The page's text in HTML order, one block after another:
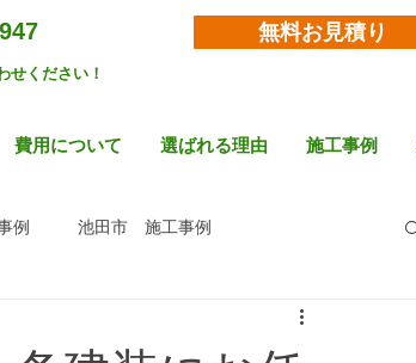
せください！
無料お見積り
費用について 選ばれる理由 施工事例
例 池田市 施工事例